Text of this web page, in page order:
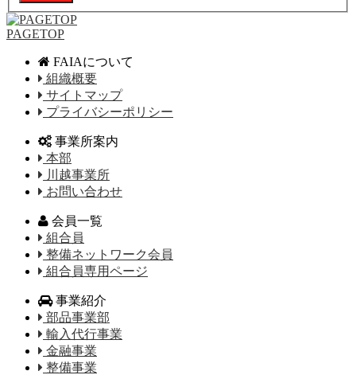
PAGETOP
FAIAについて
組織概要
サイトマップ
プライバシーポリシー
事業所案内
本部
川越事業所
お問い合わせ
会員一覧
組合員
整備ネットワーク会員
組合員専用ページ
事業紹介
部品事業部
輸入代行事業
金融事業
整備事業